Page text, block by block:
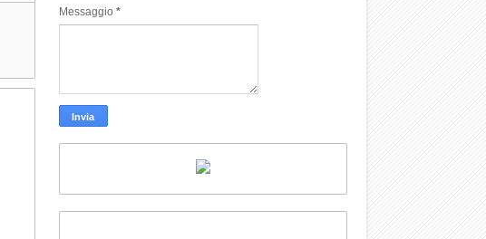
Messaggio *